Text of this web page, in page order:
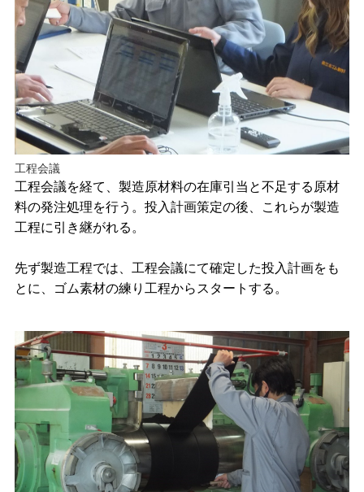
工程会議
工程会議を経て、製造原材料の在庫引当と不足する原材
料の発注処理を行う。投入計画策定の後、これらが製造
工程に引き継がれる。
先ず製造工程では、工程会議にて確定した投入計画をも
とに、ゴム素材の練り工程からスタートする。